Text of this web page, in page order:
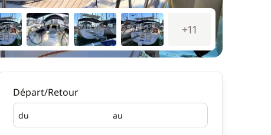
+11
Départ/Retour
du
Départ au
Retour